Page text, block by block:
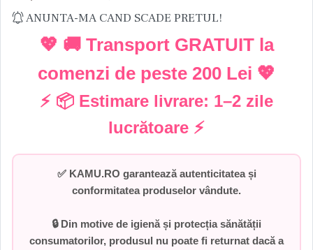
ANUNTA-MA CAND SCADE PRETUL!
💖 🚚 Transport GRATUIT la
comenzi de peste 200 Lei 💖
⚡ 📦 Estimare livrare: 1–2 zile
lucrătoare ⚡
✅ KAMU.RO garantează autenticitatea și
conformitatea produselor vândute.
🔒 Din motive de igienă și protecția sănătății
consumatorilor, produsul nu poate fi returnat dacă a